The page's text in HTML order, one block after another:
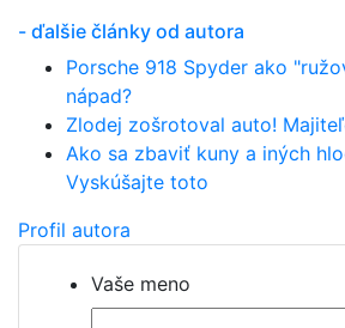
- ďalšie články od autora
Porsche 918 Spyder ako
nápad?
Zlodej zošrotoval auto!
Ako sa zbaviť kuny a iných
Vyskúšajte toto
Profil autora
Vaše meno